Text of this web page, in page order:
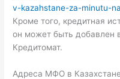
v-kazahstane-za-minutu-
Кроме того, кредитная
он может быть добавлен
Кредитомат.
Адреса МФО в Казахстане